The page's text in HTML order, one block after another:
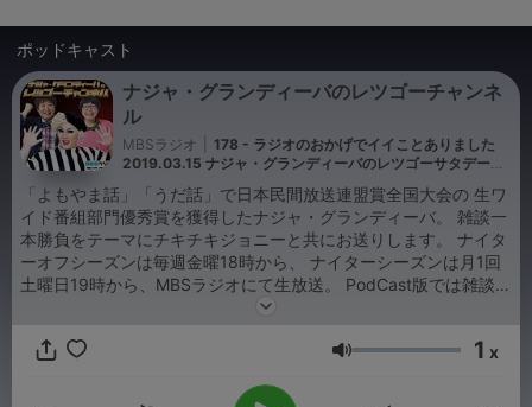
ポッドキャスト
ナジャ・グランディーバのレツゴーチャンネ
ル
MBSラジオ
178 - ラジオのおかげでイイことありました
2019.03.15 ナジャ・グランディーバのレツゴーサタデー
#79
「よもやま話」「うだ話」で日本民間放送連盟賞全国大会の 生ワ
イド番組部門優秀賞を獲得したナジャ・グランディーバ。 雑談一
本勝負をテーマにチキチキジョニーと共にお送りします。 ナイタ
ーオフシーズンは毎週金曜18時から、 ナイターシーズンは月1回
土曜日19時から、MBSラジオにて生放送。 PodCast版では雑談た
っぷりの番組OPを配信。 YouTubeでは放送終了後のアフタート
naja@mbs1179.com もしくはXで #レツゴーナジャ をつけてポス
音量 1 x